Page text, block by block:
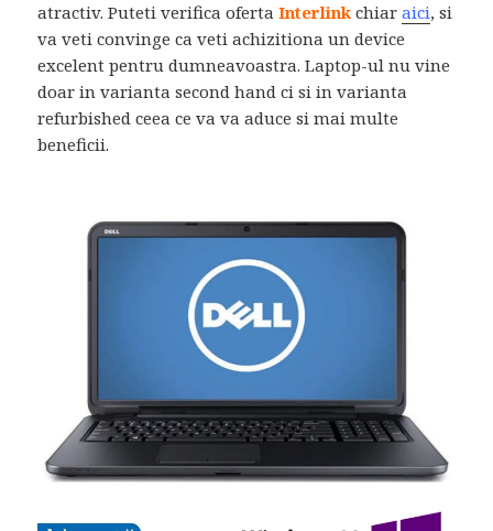
atractiv. Puteti verifica ofertaInterlinkchiaraici, si
va veti convinge ca veti achizitiona un device
excelent pentru dumneavoastra. Laptop-ul nu vine
doar in varianta second hand ci si in varianta
refurbished ceea ce va va aduce si mai multe
beneficii.